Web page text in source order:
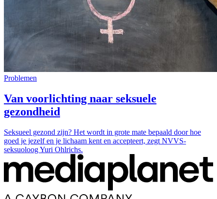
Problemen
Van voorlichting naar seksuele
gezondheid
Seksueel gezond zijn? Het wordt in grote mate bepaald door hoe
goed je jezelf en je lichaam kent en accepteert, zegt NVVS-
seksuoloog Yuri Ohlrichs.